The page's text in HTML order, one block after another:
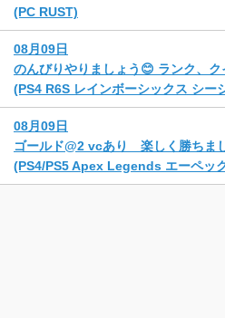
(PC RUST)
08月09日
のんびりやりましょう😊 ランク、
(PS4 R6S レインボーシックス シー
08月09日
ゴールド@2 vcあり 楽しく勝ちま
(PS4/PS5 Apex Legends エーペッ